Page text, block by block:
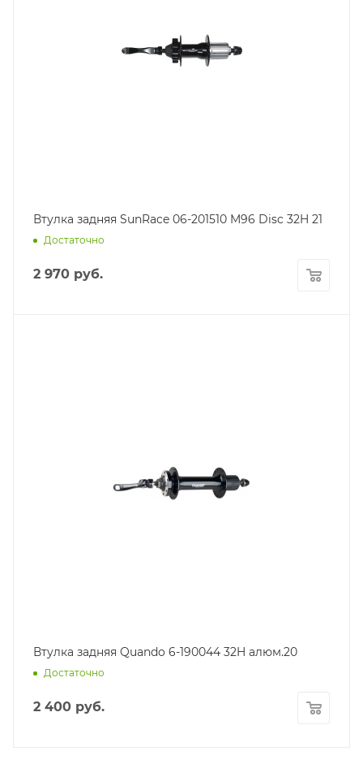
Втулка задняя SunRace 06-201510 M96 Disc 32H 21
Достаточно
2 970 руб.
Втулка задняя Quando 6-190044 32H алюм.20
Достаточно
2 400 руб.